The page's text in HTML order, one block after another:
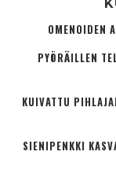
OMENOIDEN
PYÖRÄILLEN
KUIVATTU
SIENIPENKKI